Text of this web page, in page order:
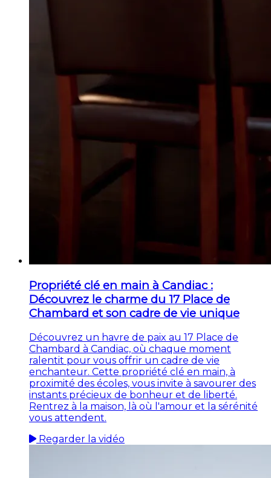
Propriété clé en main à Candiac :
Découvrez le charme du 17 Place de
Chambard et son cadre de vie unique
Découvrez un havre de paix au 17 Place de
Chambard à Candiac, où chaque moment
ralentit pour vous offrir un cadre de vie
enchanteur. Cette propriété clé en main, à
proximité des écoles, vous invite à savourer des
instants précieux de bonheur et de liberté.
Rentrez à la maison, là où l'amour et la sérénité
vous attendent.
Regarder la vidéo